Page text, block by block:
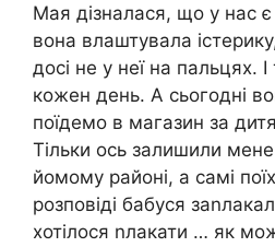
Мая дізналася, що у нас є
вона влаштувала
досі не у неї на пальцях. І
кожен день. А сьогодні
поїдемо в магазин за
Тільки ось залишили
йомому районі, а самі
розповіді бабуся
хотілося nлакати … як